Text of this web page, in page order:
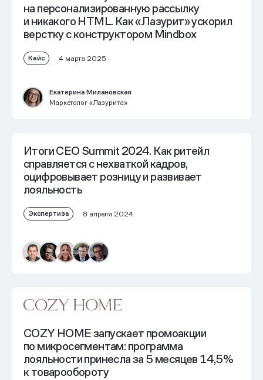
на персонализированную рассылку
и никакого HTML. Как «Лазурит» ускорил
верстку с конструктором Mindbox
Кейс 4 марта 2025
Екатерина Милановская
Маркетолог «Лазурита»
Итоги CEO Summit 2024. Как ритейл
справляется с нехваткой кадров,
оцифровывает розницу и развивает
лояльность
Экспертиза 8 апреля 2024
COZY HOME запускает промоакции
по микросегментам: программа
лояльности принесла за 5 месяцев 14,5%
к товарообороту